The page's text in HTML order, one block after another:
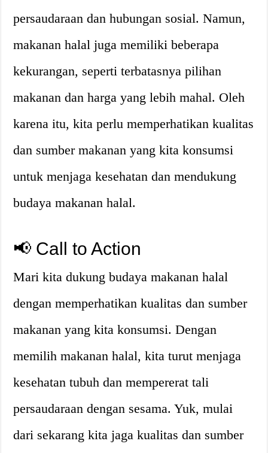
persaudaraan dan hubungan sosial. Namun,
makanan halal juga memiliki beberapa
kekurangan, seperti terbatasnya pilihan
makanan dan harga yang lebih mahal. Oleh
karena itu, kita perlu memperhatikan kualitas
dan sumber makanan yang kita konsumsi
untuk menjaga kesehatan dan mendukung
budaya makanan halal.
📢 Call to Action
Mari kita dukung budaya makanan halal
dengan memperhatikan kualitas dan sumber
makanan yang kita konsumsi. Dengan
memilih makanan halal, kita turut menjaga
kesehatan tubuh dan mempererat tali
persaudaraan dengan sesama. Yuk, mulai
dari sekarang kita jaga kualitas dan sumber